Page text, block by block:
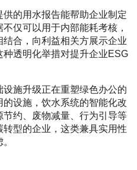
的用水报告能帮助企业制定
仅可以用于内部能耗考核，
合，向利益相关方展示企业
透明化举措对提升企业ESG
施升级正在重塑绿色办公的
设施，饮水系统的智能化改
约、废物减量、行为引导等
型的企业，这类兼具实用性